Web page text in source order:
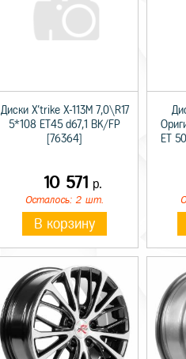
Диски X'trike X-113M 7,0\R17
5*108 ET45 d67,1 BK/FP
[76364]
10 571 р.
Осталось: 2 шт.
В корзину
ET